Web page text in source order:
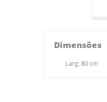
Dimensões
Larg:80cm